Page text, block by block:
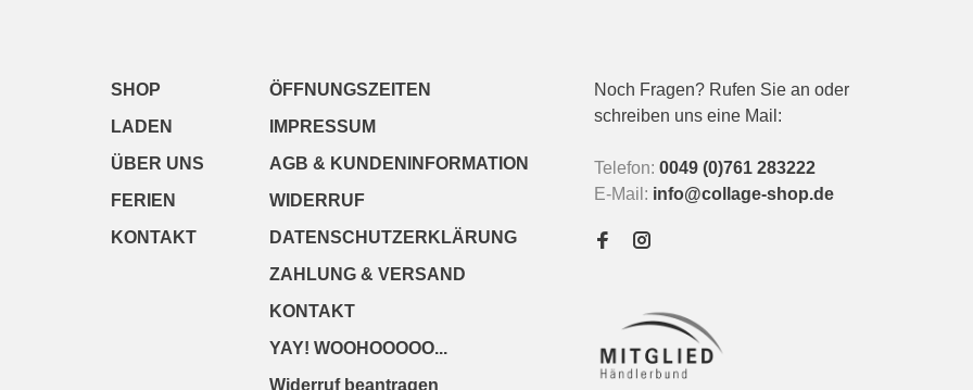
SHOP
LADEN
ÜBER UNS
FERIEN
KONTAKT
ÖFFNUNGSZEITEN
IMPRESSUM
AGB & KUNDENINFORMATION
WIDERRUF
DATENSCHUTZERKLÄRUNG
ZAHLUNG & VERSAND
KONTAKT
YAY! WOOHOOOOO...
Widerruf beantragen
Noch Fragen? Rufen Sie an oder
schreiben uns eine Mail:
Telefon: 0049 (0)761 283222
E-Mail: info@collage-shop.de